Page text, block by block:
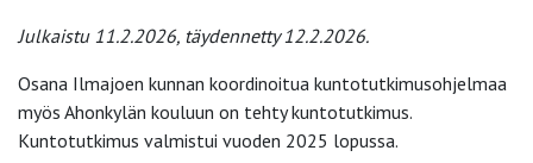
Julkaistu 11.2.2026, täydennetty 12.2.2026.
Osana Ilmajoen kunnan koordinoitua kuntotutkimusohjelmaa
myös Ahonkylän kouluun on tehty kuntotutkimus.
Kuntotutkimus valmistui vuoden 2025 lopussa.